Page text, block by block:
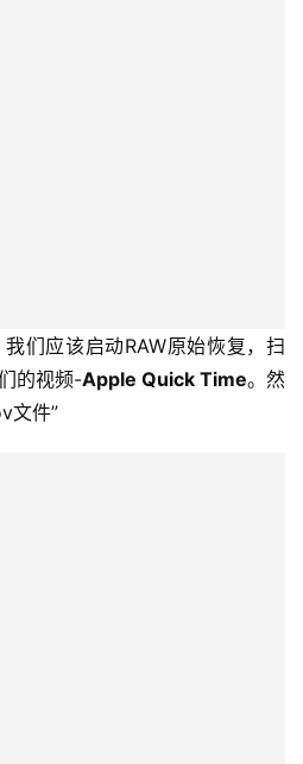
们应该启动RAW原始恢复，扫
的视频-Apple Quick Time。然
文件”